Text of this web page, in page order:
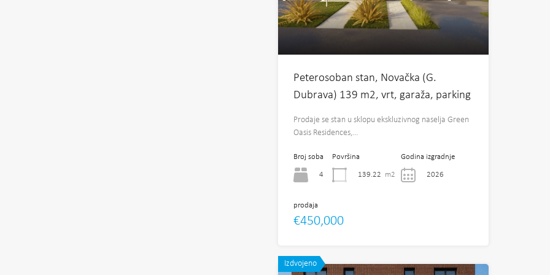
Peterosoban stan, Novačka (G.
Dubrava) 139 m2, vrt, garaža, parking
Prodaje se stan u sklopu ekskluzivnog naselja Green
Oasis Residences,…
Broj soba
4
Površina
139.22 m2
Godina izgradnje
2026
prodaja
€450,000
Izdvojeno